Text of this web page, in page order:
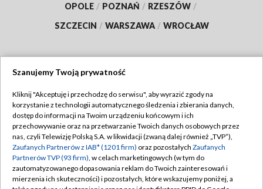
OPOLE / POZNAŃ / RZESZÓW /
SZCZECIN / WARSZAWA / WROCŁAW
TVP
Abonament TVP
Emisja w TVP
Centrum informacji TVP
Naziemna Telewizja Cyfrowa
Regulamin TVP
Polityka prywatności
Moje zgody
Pomoc
Szanujemy Twoją prywatność
Kliknij "Akceptuję i przechodzę do serwisu", aby wyrazić zgody na
korzystanie z technologii automatycznego śledzenia i zbierania danych,
dostęp do informacji na Twoim urządzeniu końcowym i ich
przechowywanie oraz na przetwarzanie Twoich danych osobowych przez
nas, czyli Telewizję Polską S.A. w likwidacji (zwaną dalej również „TVP”),
Zaufanych Partnerów z IAB* (1201 firm) oraz pozostałych Zaufanych
Partnerów TVP (93 firm), w celach marketingowych (w tym do
zautomatyzowanego dopasowania reklam do Twoich zainteresowań i
mierzenia ich skuteczności) i pozostałych, które wskazujemy poniżej, a